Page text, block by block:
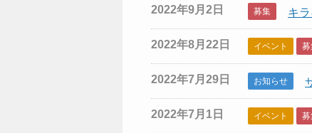
2022年9月2日 募集 キ
2022年8月22日 イベント
2022年7月29日 お知らせ
2022年7月1日 イベント